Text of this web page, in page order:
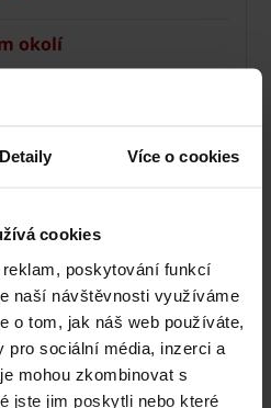
Detaily Více o cookies
cookies
poskytování funkcí
naší návštěvnosti využíváme
o tom, jak náš web používáte,
sociální média, inzerci a
mohou zkombinovat s
jste jim poskytli nebo které
okolí
All Inclusive